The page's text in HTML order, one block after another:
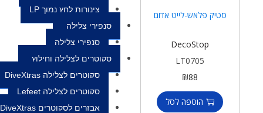
צינורות לחץ נמוך LP
סנפירי צלילה
סנפירי צלילה
סקוטרים לצלילה וחילוץ
סקוטרים לצלילה DiveXtras
סקוטרים לצלילה Lefeet
אבזרים לסקוטרים DiveXtras
סטיק פלאש-לייט אדום
DecoStop
LT0705
הוספה לסל